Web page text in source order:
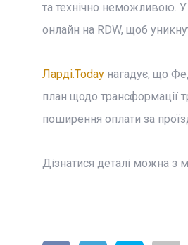
та технічно неможливою. У
онлайн на RDW, щоб
Ларді.Todayнагадує, що
план щодо трансформації
поширення оплати за
Дізнатися деталі можна з